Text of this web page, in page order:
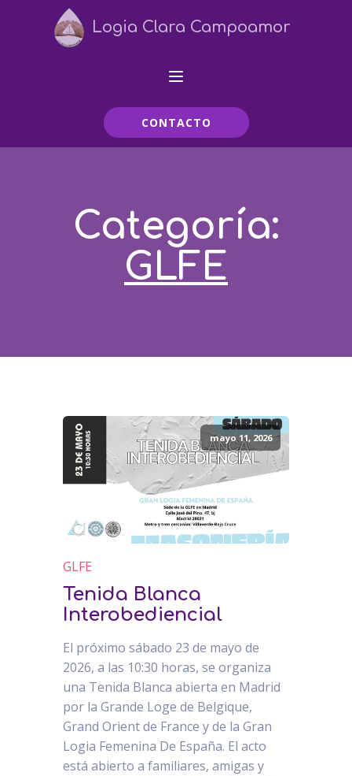
Logia Clara Campoamor
CONTACTO
Categoría:
GLFE
mayo 11, 2026
GLFE
Tenida Blanca
Interobediencial
El próximo sábado 23 de mayo de
2026, a las 10:30 horas, se organiza
una Tenida Blanca abierta en Madrid
por la Grande Loge de Belgique,
Grand Orient de France y de la Gran
Logia Femenina De España. El acto
está abierto a familiares, amigas y